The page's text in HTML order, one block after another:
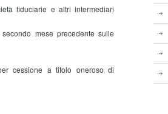
fiduciarie e altri intermediari
secondo mese precedente sulle
cessione a titolo oneroso di